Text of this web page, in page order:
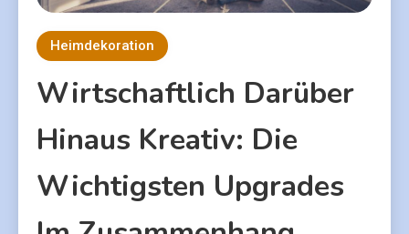
Heimdekoration
Wirtschaftlich Darüber
Hinaus Kreativ: Die
Wichtigsten Upgrades